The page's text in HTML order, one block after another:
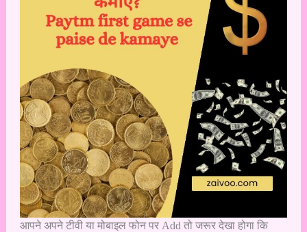
आपने अपने टीवी या मोबाइल फोन पर Add तो जरूर देखा होगा कि